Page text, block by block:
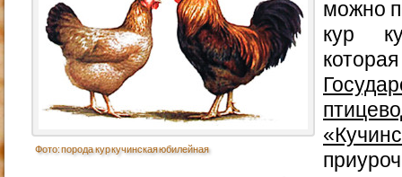
Фото: порода кур кучинская юбилейная
можно
кур